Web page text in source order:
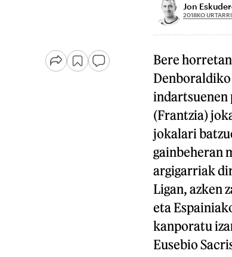
Jon
2018KO
Bere
indartsuenen
(Frantzia)
jokalari
gainbeheran
argigarriak
Ligan, azken
eta
kanporatu
Eusebio